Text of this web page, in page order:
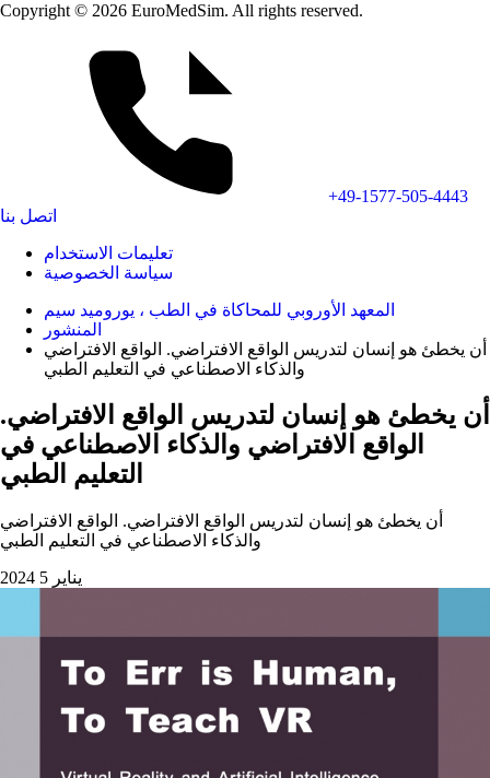
Copyright © 2026 EuroMedSim. All rights reserved.
+49-1577-505-4443
اتصل بنا
تعليمات الاستخدام
سياسة الخصوصية
المعهد الأوروبي للمحاكاة في الطب ، يوروميد سيم
المنشور
أن يخطئ هو إنسان لتدريس الواقع الافتراضي. الواقع الافتراضي
والذكاء الاصطناعي في التعليم الطبي
أن يخطئ هو إنسان لتدريس الواقع الافتراضي.
الواقع الافتراضي والذكاء الاصطناعي في
التعليم الطبي
أن يخطئ هو إنسان لتدريس الواقع الافتراضي. الواقع الافتراضي
والذكاء الاصطناعي في التعليم الطبي
2024 يناير 5